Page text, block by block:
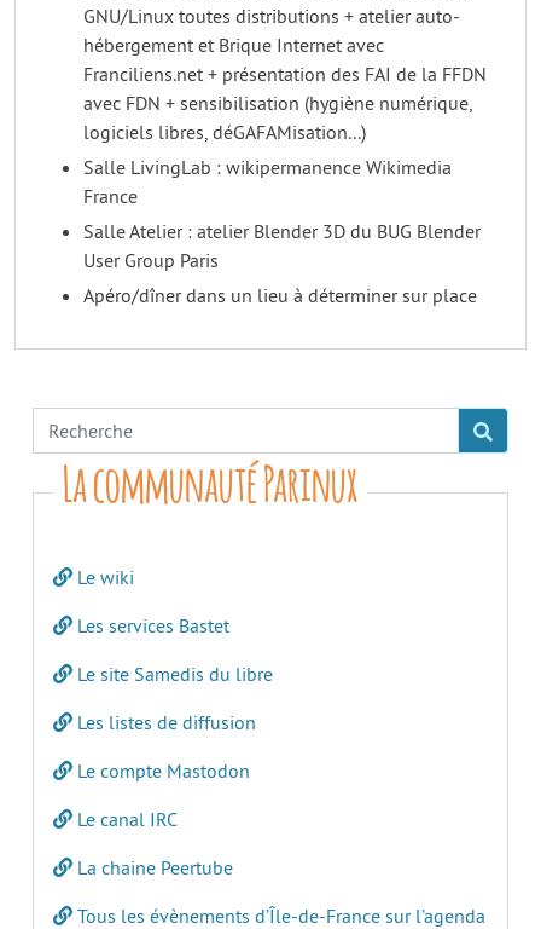
GNU/Linux toutes distributions + atelier auto-
hébergement et Brique Internet avec
Franciliens.net + présentation des FAI de la FFDN
avec FDN + sensibilisation (hygiène numérique,
logiciels libres, déGAFAMisation...)
Salle LivingLab : wikipermanence Wikimedia
France
Salle Atelier : atelier Blender 3D du BUG Blender
User Group Paris
Apéro/dîner dans un lieu à déterminer sur place
La communauté Parinux
Le wiki
Les services Bastet
Le site Samedis du libre
Les listes de diffusion
Le compte Mastodon
Le canal IRC
La chaine Peertube
Tous les évènements d’Île-de-France sur l’agenda